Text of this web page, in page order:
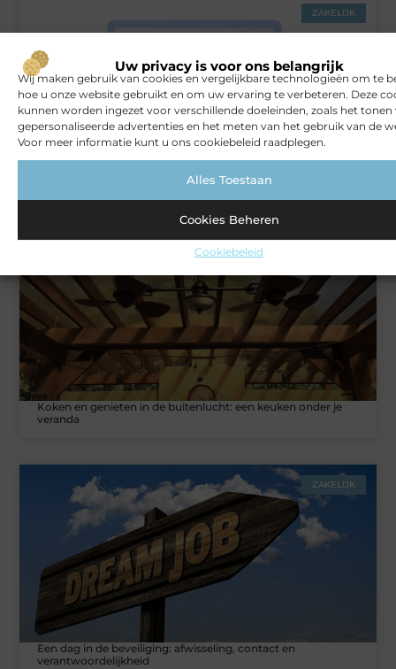
Uw privacy is voor ons belangrijk
Wij maken gebruik van cookies en vergelijkbare technologieën om te
hoe u onze website gebruikt en om uw ervaring te verbeteren. Deze
kunnen worden ingezet voor verschillende doeleinden, zoals het tonen
gepersonaliseerde advertenties en het meten van het gebruik van de
Voor meer informatie kunt u ons cookiebeleid raadplegen.
Alles Toestaan
Cookies Beheren
Cookiebeleid
ZAKELIJK
Rust en vertrouwen op elke locatie
VERBOUWEN
Koken en genieten in de buitenlucht: een keuken onder je
veranda
ZAKELIJK
Een dag in de beveiliging: afwisseling, contact en
verantwoordelijkheid